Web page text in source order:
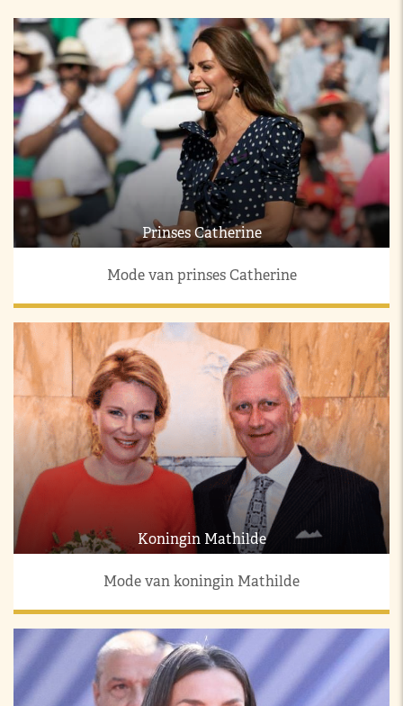
Prinses Catherine
Mode van prinses Catherine
Koningin Mathilde
Mode van koningin Mathilde